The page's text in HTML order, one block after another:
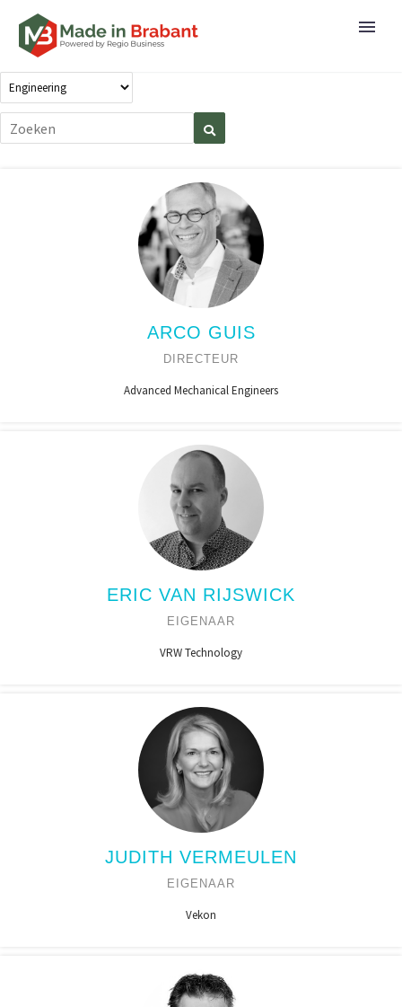
ARCO GUIS
DIRECTEUR
Advanced Mechanical Engineers
ERIC VAN RIJSWICK
EIGENAAR
VRW Technology
JUDITH VERMEULEN
EIGENAAR
Vekon